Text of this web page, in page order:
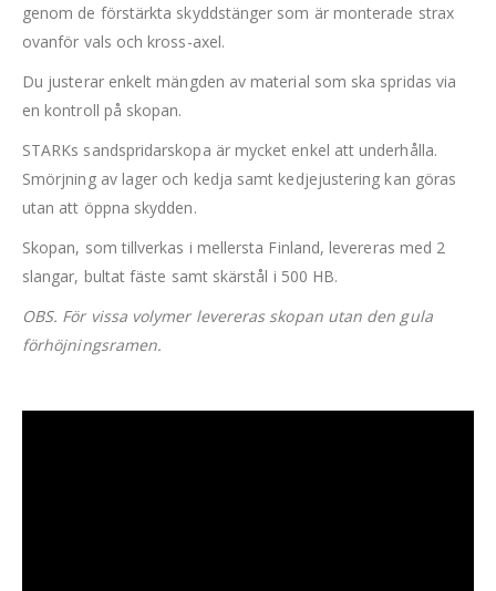
genom de förstärkta skyddstänger som är monterade strax
ovanför vals och kross-axel.
Du justerar enkelt mängden av material som ska spridas via
en kontroll på skopan.
STARKs sandspridarskopa är mycket enkel att underhålla.
Smörjning av lager och kedja samt kedjejustering kan göras
utan att öppna skydden.
Skopan, som tillverkas i mellersta Finland, levereras med 2
slangar, bultat fäste samt skärstål i 500 HB.
OBS. För vissa volymer levereras skopan utan den gula
förhöjningsramen.